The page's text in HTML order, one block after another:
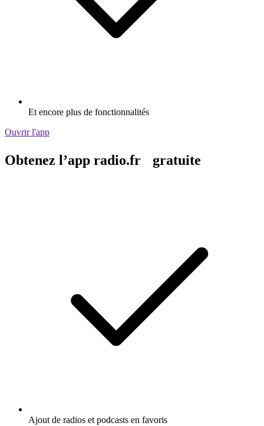
Et encore plus de fonctionnalités
Ouvrir l'app
Obtenez l’app radio.fr gratuite
Ajout de radios et podcasts en favoris